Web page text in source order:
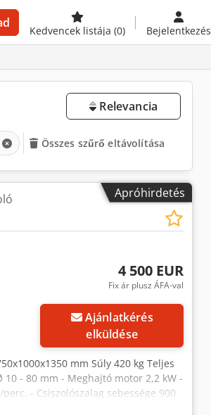
Kedvencek listája (0) Bejelentkezés
Relevancia
Összes szűrő eltávolítása
Apróhirdetés
4 500 EUR
Fix ár plusz ÁFA-val
Ajánlatkérés
elküldése
mm Súly 420 kg Teljes
- 80 mm - Meghajtó motor 2,2 kW -
- Csiszolószalag sebessége 900
- Méretek HxSzxM 750 x 1000 x